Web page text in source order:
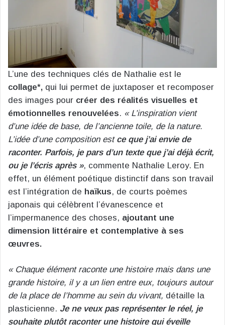
L’une des techniques clés de Nathalie est le
collage*, qui lui permet de juxtaposer et recomposer
des images pour créer des réalités visuelles et
émotionnelles renouvelées. « L’inspiration vient
d’une idée de base, de l’ancienne toile, de la nature.
L’idée d’une composition est ce que j’ai envie de
raconter. Parfois, je pars d’un texte que j’ai déjà écrit,
ou je l’écris après », commente Nathalie Leroy. En
effet, un élément poétique distinctif dans son travail
est l’intégration de haïkus, de courts poèmes
japonais qui célèbrent l’évanescence et
l’impermanence des choses, ajoutant une
dimension littéraire et contemplative à ses
œuvres.
« Chaque élément raconte une histoire mais dans une
grande histoire, il y a un lien entre eux, toujours autour
de la place de l’homme au sein du vivant, détaille la
plasticienne. Je ne veux pas représenter le réel, je
souhaite plutôt raconter une histoire qui éveille